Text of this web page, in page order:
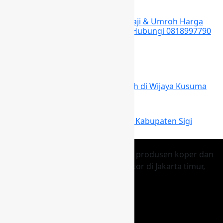
Toko Koper Custom Untuk Travel Haji & Umroh Harga
Murah di Pagerwojo Tulungagung Hubungi 0818997790
Tas Koper Haji dan Umroh Termurah di Wijaya Kusuma
Harga Tas Koper Haji dan Umroh di Kabupaten Sigi
Kingkoper Promosindo merupakan produsen koper dan
tas berkualitas yang beralamat kantor di Jakarta timur,